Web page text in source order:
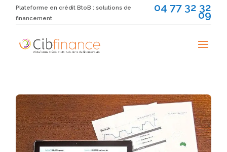
Plateforme en crédit BtoB : solutions de
financement
04 77 32 32
09